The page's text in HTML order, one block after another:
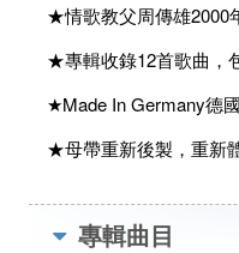
★情歌教父周傳雄2000
★專輯收錄12首歌曲，
★Made In Germany德
★母帶重新後製，重新
專輯曲目